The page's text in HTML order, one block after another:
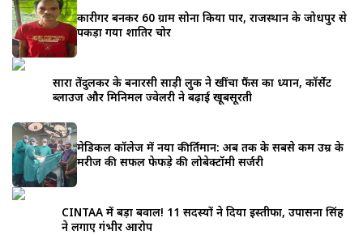
कारीगर बनकर 60 ग्राम सोना किया पार, राजस्थान के जोधपुर से
पकड़ा गया शातिर चोर
सारा तेंदुलकर के बनारसी साड़ी लुक ने खींचा फैंस का ध्यान, कॉर्सेट
ब्लाउज और मिनिमल ज्वेलरी ने बढ़ाई खूबसूरती
मेडिकल कॉलेज में नया कीर्तिमान: अब तक के सबसे कम उम्र के
मरीज की सफल फेफड़े की लोबेक्टॉमी सर्जरी
CINTAA में बड़ा बवाल! 11 सदस्यों ने दिया इस्तीफा, उपासना सिंह
ने लगाए गंभीर आरोप